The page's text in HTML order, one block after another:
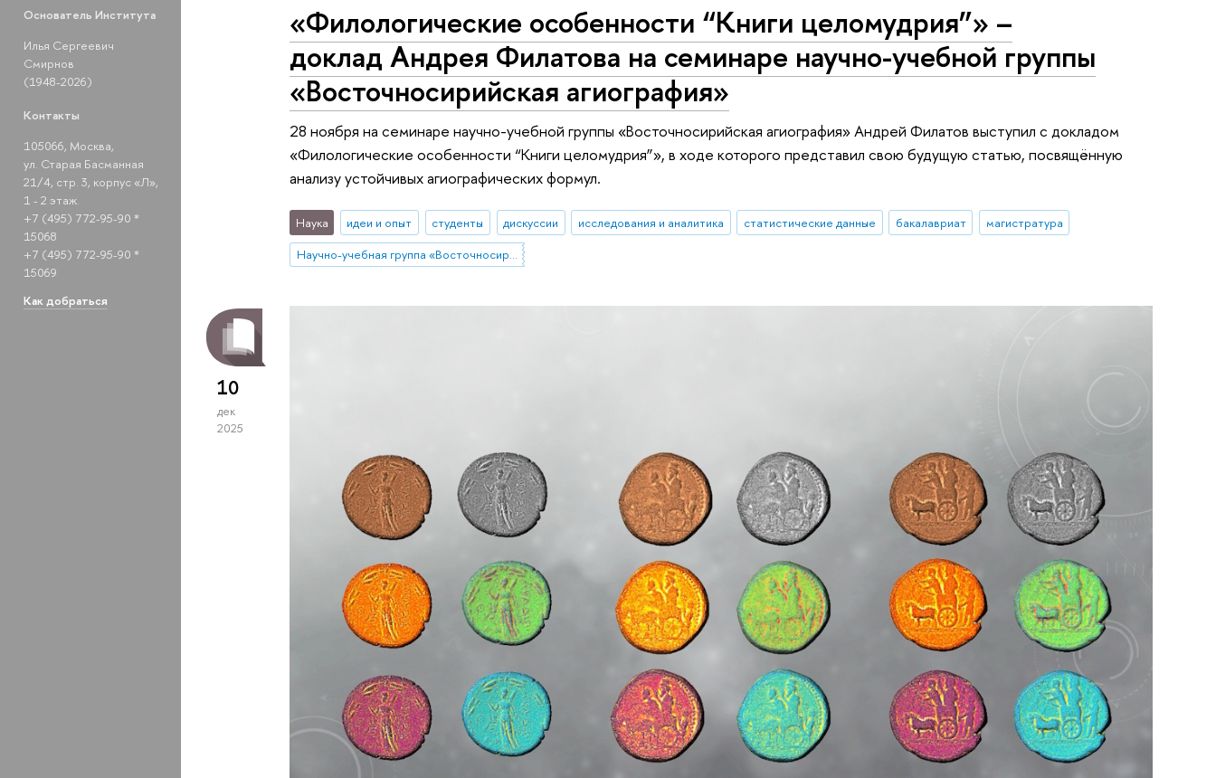
Основатель Института
Илья Сергеевич
Смирнов
(1948-2026)
Контакты
105066, Москва,
ул. Старая Басманная
21/4, стр. 3, корпус «Л»,
1 - 2 этаж.
+7 (495) 772-95-90 *
15068
+7 (495) 772-95-90 *
15069
Как добраться
«Филологические особенности “Книги целомудрия”» –
доклад Андрея Филатова на семинаре научно-учебной группы
«Восточносирийская агиография»
28 ноября на семинаре научно-учебной группы «Восточносирийская агиография» Андрей Филатов выступил с докладом
«Филологические особенности “Книги целомудрия”», в ходе которого представил свою будущую статью, посвящённую
анализу устойчивых агиографических формул.
Наука идеи и опыт студенты дискуссии исследования и аналитика статистические данные бакалавриат
магистратура
Научно-учебная группа «Восточносирийская агиография»
10
дек
2025